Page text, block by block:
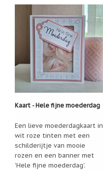
cadeauverpakking
spiritualiteit
betalen
termijnen!
Hulp
nodig
bij
het
vinden
Kaart - Hele fijne moederdag
Een lieve moederdagkaart in
wit roze tinten met een
schilderijtje van mooie
rozen en een banner met
'Hele fijne moederdag'.